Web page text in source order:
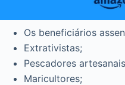
Os beneficiários
Extrativistas;
Pescadores
Maricultores;